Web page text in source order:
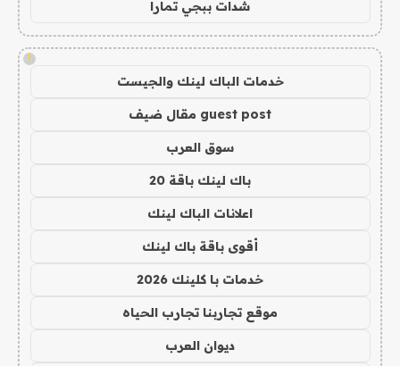
شدات ببجي تمارا
!
خدمات الباك لينك والجيست
guest post مقال ضيف
سوق العرب
باك لينك باقة 20
اعلانات الباك لينك
أقوى باقة باك لينك
خدمات با كلينك 2026
موقع تجاربنا تجارب الحياه
ديوان العرب